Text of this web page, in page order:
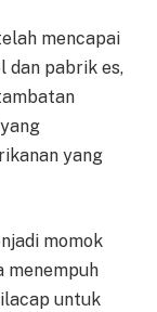
mencapai
dan pabrik es,
yang
momok
menempuh
untuk